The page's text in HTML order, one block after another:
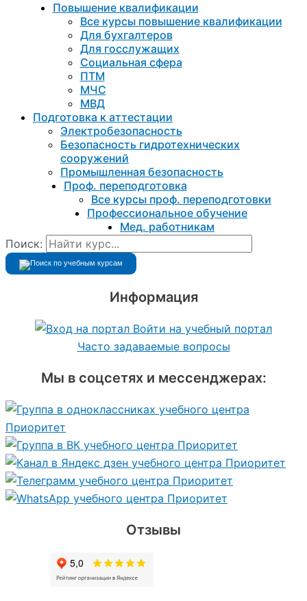
Повышение квалификации
Все курсы повышение квалификации
Для бухгалтеров
Для госслужащих
Социальная сфера
ПТМ
МЧС
МВД
Подготовка к aттестации
Электробезопасность
Безопасность гидротехнических
сооружений
Промышленная безопасность
Проф. переподготовка
Все курсы проф. переподготовки
Профессиональное обучение
Мед. работникам
Поиск:
Информация
Войти на учебный портал
Часто задаваемые вопросы
Мы в соцсетях и мессенджерах:
Отзывы